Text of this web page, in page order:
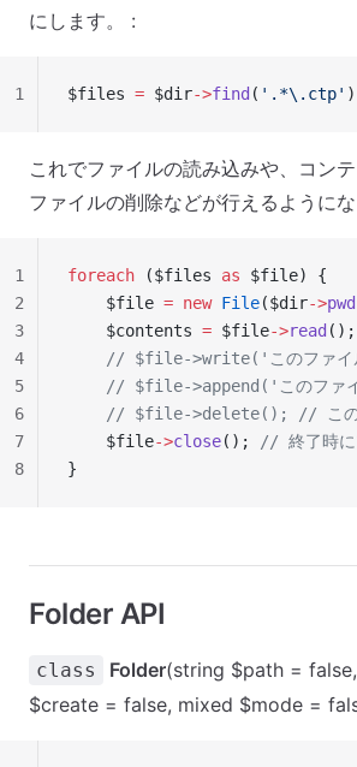
にします。 :
$files = $dir->find ( '.*\.ctp'
1
これでファイルの読み込みや、コンテ
ファイルの削除などが行えるように
foreach ($files as $file) {
    $file
= new File($dir->pwd
    $contents
= $file->read ();
// $file->write('このファイ
// $file->append('このファ
    // $file->delete();
// この
    $file
->close();
// 終了時に
}
1
2
3
4
5
6
7
8
Folder API
class Folder(string $path =
$create = false, mixed $mode =